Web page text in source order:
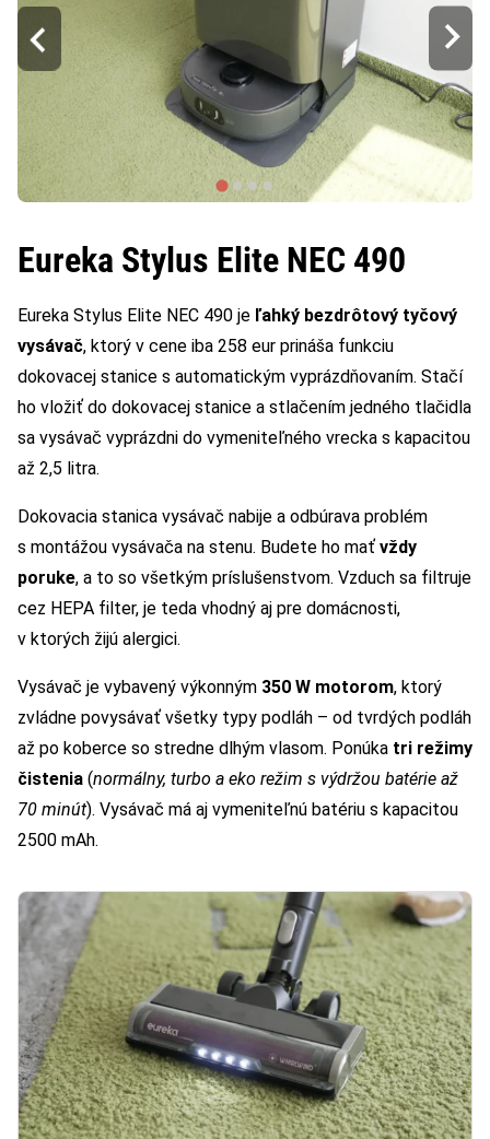
Eureka Stylus Elite NEC 490
Eureka Stylus Elite NEC 490 je ľahký bezdrôtový tyčový
vysávač, ktorý v cene iba 258 eur prináša funkciu
dokovacej stanice s automatickým vyprázdňovaním. Stačí
ho vložiť do dokovacej stanice a stlačením jedného tlačidla
sa vysávač vyprázdni do vymeniteľného vrecka s kapacitou
až 2,5 litra.
Dokovacia stanica vysávač nabije a odbúrava problém
s montážou vysávača na stenu. Budete ho mať vždy
poruke, a to so všetkým príslušenstvom. Vzduch sa filtruje
cez HEPA filter, je teda vhodný aj pre domácnosti,
v ktorých žijú alergici.
Vysávač je vybavený výkonným 350 W motorom, ktorý
zvládne povysávať všetky typy podláh – od tvrdých podláh
až po koberce so stredne dlhým vlasom. Ponúka tri režimy
čistenia (normálny, turbo a eko režim s výdržou batérie až
70 minút). Vysávač má aj vymeniteľnú batériu s kapacitou
2500 mAh.